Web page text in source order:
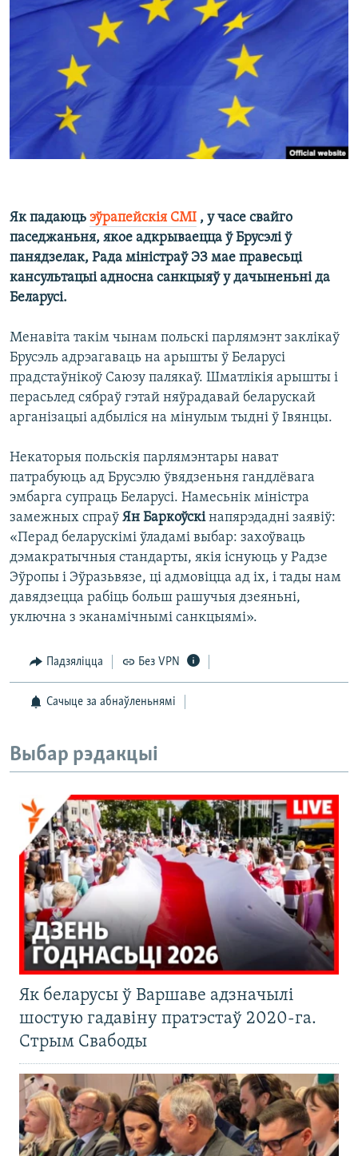
КУЛЬТУРА
МОВА
НА ХВАЛЯХ СВАБОДЫ
Як падаюць эўрапейскія СМІ , у часе свайго
паседжаньня, якое адкрываецца ў Брусэлі ў
панядзелак, Рада міністраў ЭЗ мае правесьці
кансультацыі адносна санкцыяў у дачыненьні да
Беларусі.
Менавіта такім чынам польскі парлямэнт заклікаў
Брусэль адрэагаваць на арышты ў Беларусі
прадстаўнікоў Саюзу палякаў. Шматлікія арышты і
перасьлед сябраў гэтай няўрадавай беларускай
арганізацыі адбыліся на мінулым тыдні ў Івянцы.
Некаторыя польскія парлямэнтары нават
патрабуюць ад Брусэлю ўвядзеньня гандлёвага
эмбарга супраць Беларусі. Намесьнік міністра
замежных спраў Ян Баркоўскінапярэдадні заявіў:
«Перад беларускімі ўладамі выбар: захоўваць
дэмакратычныя стандарты, якія існуюць у Радзе
Эўропы і Эўразьвязе, ці адмовіцца ад іх, і тады нам
давядзецца рабіць больш рашучыя дзеяньні,
уключна з эканамічнымі санкцыямі».
Падзяліцца Без VPN
Сачыце за абнаўленьнямі
Выбар рэдакцыі
Як беларусы ў Варшаве адзначылі
шостую гадавіну пратэстаў 2020-га.
Стрым Свабоды